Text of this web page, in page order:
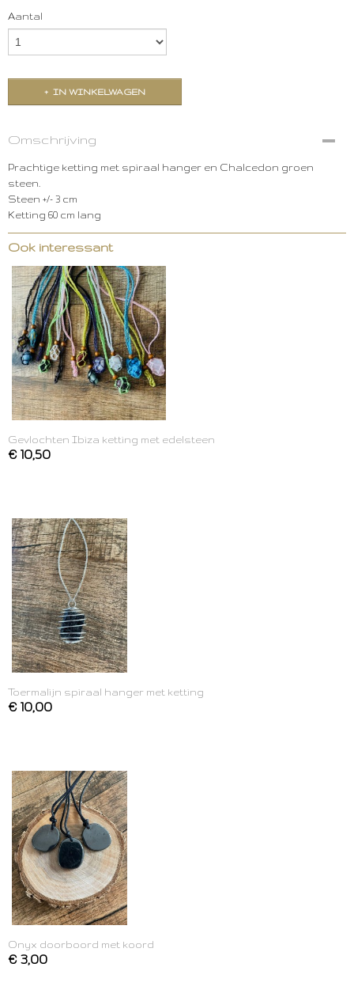
Aantal
IN WINKELWAGEN
Omschrijving
Prachtige ketting met spiraal hanger en Chalcedon groen
steen.
Steen +/- 3 cm
Ketting 60 cm lang
Ook interessant
Gevlochten Ibiza ketting met edelsteen
€ 10,50
Toermalijn spiraal hanger met ketting
€ 10,00
Onyx doorboord met koord
€ 3,00